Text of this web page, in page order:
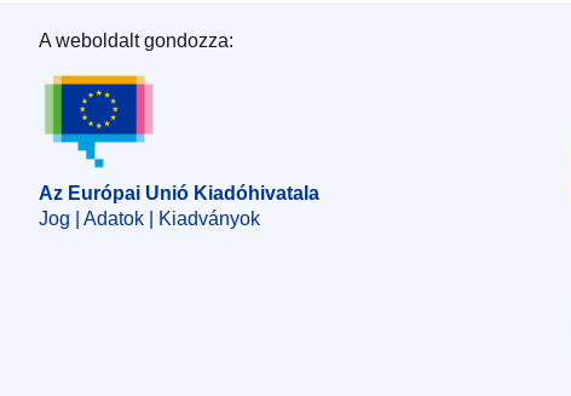
Az Európai Unió Kiadóhivatala
A weboldalt gondozza:
Az Európai Unió Kiadóhivatala
Jog | Adatok | Kiadványok